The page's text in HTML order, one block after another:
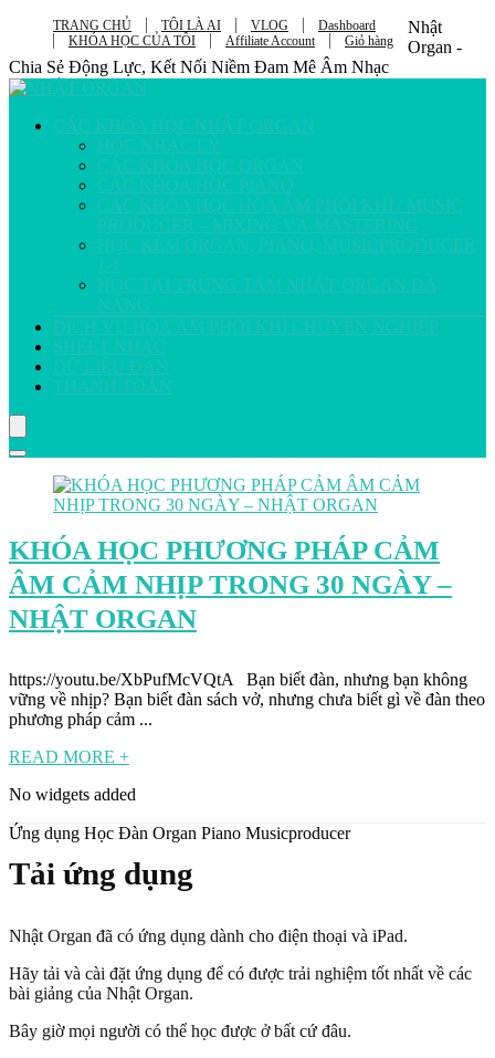
TRANG CHỦ TÔI LÀ AI VLOG
Dashboard
KHÓA HỌC CỦA TÔI
Affiliate Account Giỏ hàng
Nhật
Organ -
Chia Sẻ Động Lực, Kết Nối Niềm Đam Mê Âm Nhạc
CÁC KHÓA HỌC NHẬT ORGAN
HỌC NHẠC LÝ
CÁC KHÓA HỌC ORGAN
CÁC KHÓA HỌC PIANO
CÁC KHÓA HỌC HÒA ÂM PHỐI KHÍ / MUSIC
PRODUCER – MIXING VÀ MASTERING
HỌC KÈM ORGAN, PIANO, MUSICPRODUCER
1-1
HỌC TẠI TRUNG TÂM NHẬT ORGAN ĐÀ
NẴNG
DỊCH VỤ HÒA ÂM PHỐI KHÍ CHUYÊN NGHIỆP
SHEET NHẠC
DỮ LIỆU ĐÀN
THANH TOÁN
KHÓA HỌC PHƯƠNG PHÁP CẢM
ÂM CẢM NHỊP TRONG 30 NGÀY –
NHẬT ORGAN
https://youtu.be/XbPufMcVQtA Bạn biết đàn, nhưng bạn không
vững về nhịp? Bạn biết đàn sách vở, nhưng chưa biết gì về đàn theo
phương pháp cảm ...
READ MORE +
No widgets added
Ứng dụng Học Đàn Organ Piano Musicproducer
Tải ứng dụng
Nhật Organ đã có ứng dụng dành cho điện thoại và iPad.
Hãy tải và cài đặt ứng dụng để có được trải nghiệm tốt nhất về các
bài giảng của Nhật Organ.
Bây giờ mọi người có thể học được ở bất cứ đâu.